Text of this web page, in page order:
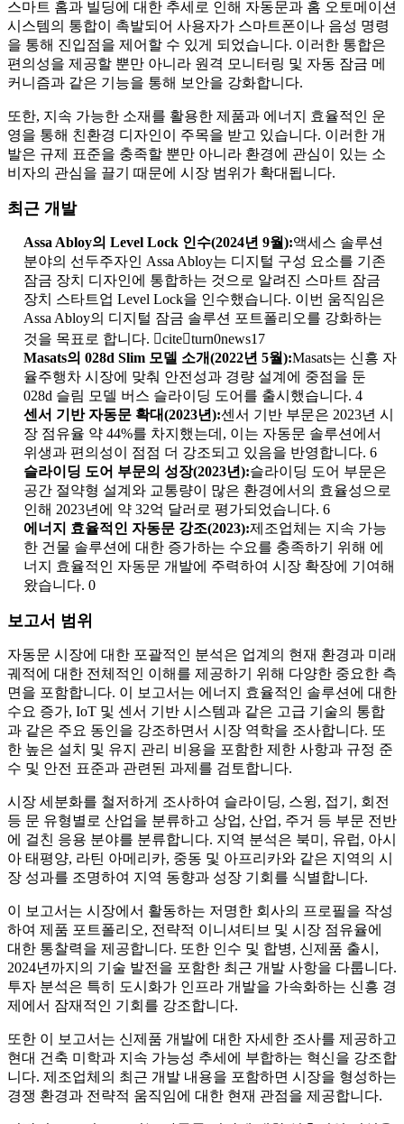
스마트 홈과 빌딩에 대한 추세로 인해 자동문과 홈 오토메이션
시스템의 통합이 촉발되어 사용자가 스마트폰이나 음성 명령
을 통해 진입점을 제어할 수 있게 되었습니다. 이러한 통합은
편의성을 제공할 뿐만 아니라 원격 모니터링 및 자동 잠금 메
커니즘과 같은 기능을 통해 보안을 강화합니다.
또한, 지속 가능한 소재를 활용한 제품과 에너지 효율적인 운
영을 통해 친환경 디자인이 주목을 받고 있습니다. 이러한 개
발은 규제 표준을 충족할 뿐만 아니라 환경에 관심이 있는 소
비자의 관심을 끌기 때문에 시장 범위가 확대됩니다.
최근 개발
Assa Abloy의 Level Lock 인수(2024년 9월):액세스 솔루션
분야의 선두주자인 Assa Abloy는 디지털 구성 요소를 기존
잠금 장치 디자인에 통합하는 것으로 알려진 스마트 잠금
장치 스타트업 Level Lock을 인수했습니다. 이번 움직임은
Assa Abloy의 디지털 잠금 솔루션 포트폴리오를 강화하는
것을 목표로 합니다. citeturn0news17
Masats의 028d Slim 모델 소개(2022년 5월):Masats는 신흥 자
율주행차 시장에 맞춰 안전성과 경량 설계에 중점을 둔
028d 슬림 모델 버스 슬라이딩 도어를 출시했습니다. 4
센서 기반 자동문 확대(2023년):센서 기반 부문은 2023년 시
장 점유율 약 44%를 차지했는데, 이는 자동문 솔루션에서
위생과 편의성이 점점 더 강조되고 있음을 반영합니다. 6
슬라이딩 도어 부문의 성장(2023년):슬라이딩 도어 부문은
공간 절약형 설계와 교통량이 많은 환경에서의 효율성으로
인해 2023년에 약 32억 달러로 평가되었습니다. 6
에너지 효율적인 자동문 강조(2023):제조업체는 지속 가능
한 건물 솔루션에 대한 증가하는 수요를 충족하기 위해 에
너지 효율적인 자동문 개발에 주력하여 시장 확장에 기여해
왔습니다. 0
보고서 범위
자동문 시장에 대한 포괄적인 분석은 업계의 현재 환경과 미래
궤적에 대한 전체적인 이해를 제공하기 위해 다양한 중요한 측
면을 포함합니다. 이 보고서는 에너지 효율적인 솔루션에 대한
수요 증가, IoT 및 센서 기반 시스템과 같은 고급 기술의 통합
과 같은 주요 동인을 강조하면서 시장 역학을 조사합니다. 또
한 높은 설치 및 유지 관리 비용을 포함한 제한 사항과 규정 준
수 및 안전 표준과 관련된 과제를 검토합니다.
시장 세분화를 철저하게 조사하여 슬라이딩, 스윙, 접기, 회전
등 문 유형별로 산업을 분류하고 상업, 산업, 주거 등 부문 전반
에 걸친 응용 분야를 분류합니다. 지역 분석은 북미, 유럽, 아시
아 태평양, 라틴 아메리카, 중동 및 아프리카와 같은 지역의 시
장 성과를 조명하여 지역 동향과 성장 기회를 식별합니다.
이 보고서는 시장에서 활동하는 저명한 회사의 프로필을 작성
하여 제품 포트폴리오, 전략적 이니셔티브 및 시장 점유율에
대한 통찰력을 제공합니다. 또한 인수 및 합병, 신제품 출시,
2024년까지의 기술 발전을 포함한 최근 개발 사항을 다룹니다.
투자 분석은 특히 도시화가 인프라 개발을 가속화하는 신흥 경
제에서 잠재적인 기회를 강조합니다.
또한 이 보고서는 신제품 개발에 대한 자세한 조사를 제공하고
현대 건축 미학과 지속 가능성 추세에 부합하는 혁신을 강조합
니다. 제조업체의 최근 개발 내용을 포함하면 시장을 형성하는
경쟁 환경과 전략적 움직임에 대한 현재 관점을 제공합니다.